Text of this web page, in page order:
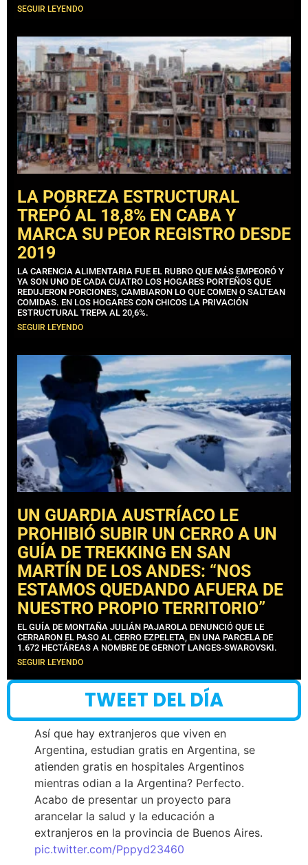
SEGUIR LEYENDO
LA POBREZA ESTRUCTURAL
TREPÓ AL 18,8% EN CABA Y
MARCA SU PEOR REGISTRO DESDE
2019
LA CARENCIA ALIMENTARIA FUE EL RUBRO QUE MÁS EMPEORÓ Y
YA SON UNO DE CADA CUATRO LOS HOGARES PORTEÑOS QUE
REDUJERON PORCIONES, CAMBIARON LO QUE COMEN O SALTEAN
COMIDAS. EN LOS HOGARES CON CHICOS LA PRIVACIÓN
ESTRUCTURAL TREPA AL 20,6%.
SEGUIR LEYENDO
UN GUARDIA AUSTRÍACO LE
PROHIBIÓ SUBIR UN CERRO A UN
GUÍA DE TREKKING EN SAN
MARTÍN DE LOS ANDES: “NOS
ESTAMOS QUEDANDO AFUERA DE
NUESTRO PROPIO TERRITORIO”
EL GUÍA DE MONTAÑA JULIÁN PAJAROLA DENUNCIÓ QUE LE
CERRARON EL PASO AL CERRO EZPELETA, EN UNA PARCELA DE
1.672 HECTÁREAS A NOMBRE DE GERNOT LANGES-SWAROVSKI.
SEGUIR LEYENDO
TWEET DEL DÍA
Así que hay extranjeros que viven en
Argentina, estudian gratis en Argentina, se
atienden gratis en hospitales Argentinos
mientras odian a la Argentina? Perfecto.
Acabo de presentar un proyecto para
arancelar la salud y la educación a
extranjeros en la provincia de Buenos Aires.
pic.twitter.com/Pppyd23460